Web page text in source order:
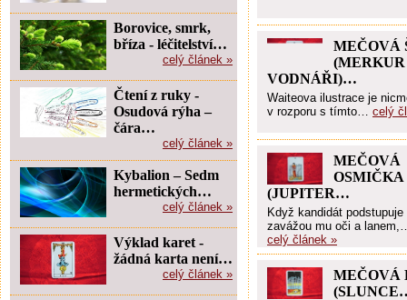
MEČOVÁ
VODNÁŘI)…
Waiteova ilustrace je
v rozporu s tímto… celý
MEČOVÁ
OSMIČKA
(JUPITER…
Když kandidát
zavážou mu oči a
celý článek »
MEČOVÁ
Borovice, smrk,
bříza - léčitelství…
celý článek »
Čtení z ruky -
Osudová rýha –
čára…
celý článek »
Kybalion – Sedm
hermetických…
celý článek »
Výklad karet -
žádná karta není…
celý článek »